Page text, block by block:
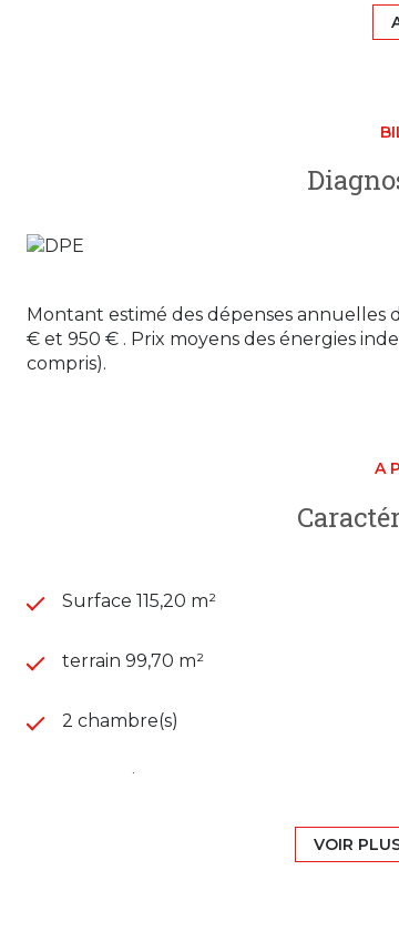
chaleureux, idéal pour recevoir famille
Atout supplémentaire particulièrement
indépendant, parfait pour le stockage, le
un bureau séparé de l'habitation.
s'intègre au cœur d'un futur parc
appartement a été imaginé pour offrir le
Possibilité d'acquérir un garage en
Un bien rare sur le secteur, idéal pour les
nature, à seulement quelques minutes
Pour plus d'informations ou organiser
Les informations sur les risques
Montant estimé des dépenses
€ et 950 € . Prix moyens des énergies
compris).
A
Surface 115,20 m²
terrain 99,70 m²
2 chambre(s)
construit en 2024
Chauffage individuel : radiateur (gaz)
VOIR